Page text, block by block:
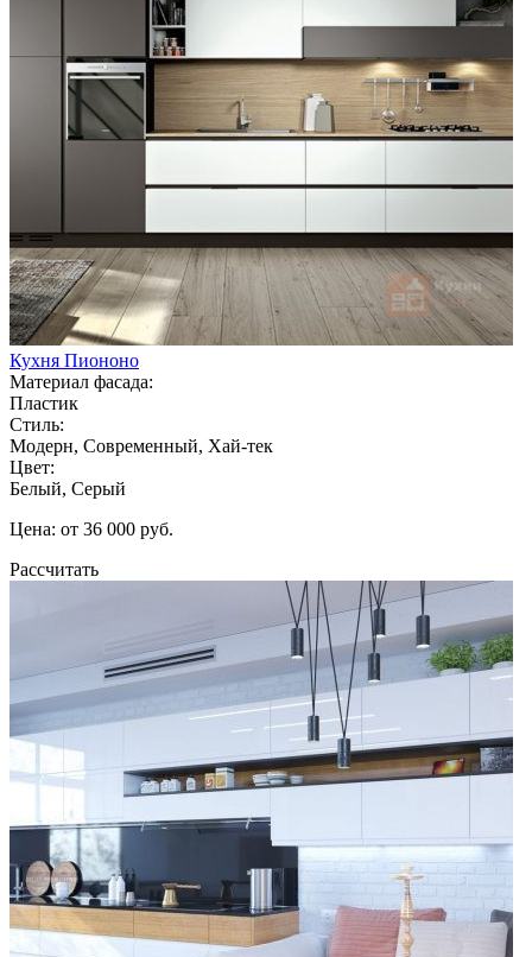
Кухня Пиононо
Материал фасада:
Пластик
Стиль:
Модерн, Современный, Хай-тек
Цвет:
Белый, Серый
Цена: от 36 000 руб.
Рассчитать